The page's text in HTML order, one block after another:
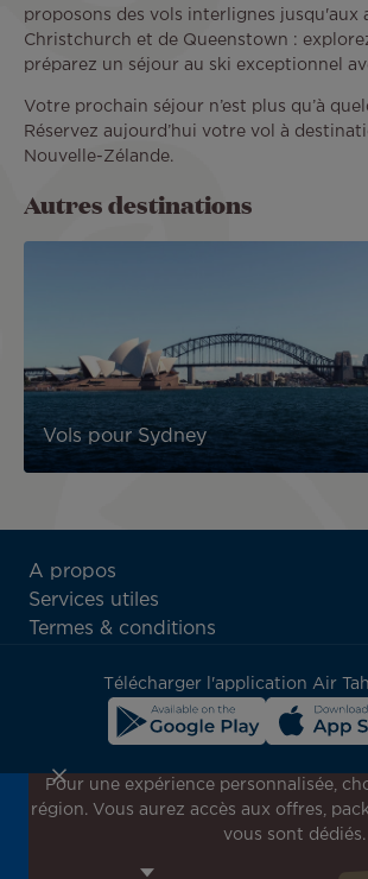
proposons des vols interlignes jusqu'aux
Christchurch et de Queenstown :
préparez un séjour au ski exceptionnel
Votre prochain séjour n’est plus qu’à
Réservez aujourd’hui votre vol à
Nouvelle-Zélande.
Autres destinations
Vols pour Sydney
ATN:
Footer
menu
A propos
Services utiles
Termes & conditions
Télécharger l'application Air
Inscrivez-vous à notre newsletter !
Recevez en avant-première toutes nos
Pour une expérience personnalisée,
région. Vous aurez accès aux offres,
vous sont dédiés.